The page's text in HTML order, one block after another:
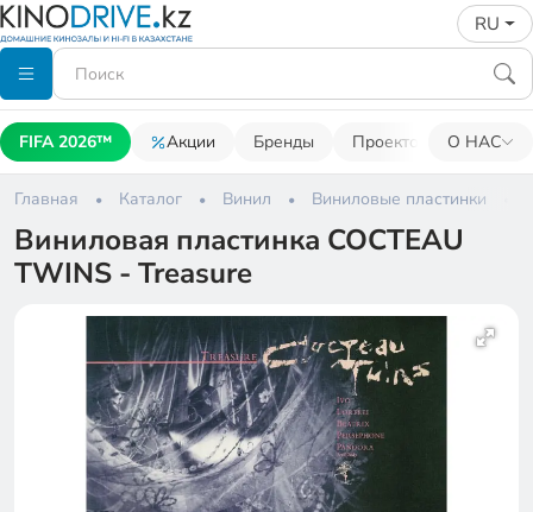
RU
FIFA 2026™ Акции Бренды Проекторы О НАС
Главная Каталог Винил Виниловые пластинки
Виниловая пластинка COCTEAU
TWINS - Treasure